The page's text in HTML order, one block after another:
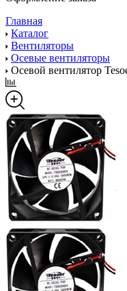
Главная
Каталог
Вентиляторы
Осевые вентиляторы
Осевой вентилятор